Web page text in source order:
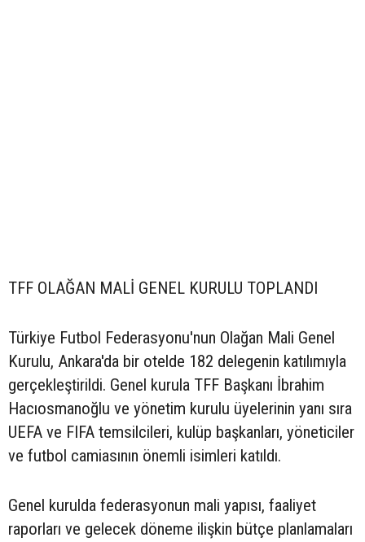
TFF OLAĞAN MALİ GENEL KURULU TOPLANDI
Türkiye Futbol Federasyonu'nun Olağan Mali Genel
Kurulu, Ankara'da bir otelde 182 delegenin katılımıyla
gerçekleştirildi. Genel kurula TFF Başkanı İbrahim
Hacıosmanoğlu ve yönetim kurulu üyelerinin yanı sıra
UEFA ve FIFA temsilcileri, kulüp başkanları, yöneticiler
ve futbol camiasının önemli isimleri katıldı.
Genel kurulda federasyonun mali yapısı, faaliyet
raporları ve gelecek döneme ilişkin bütçe planlamaları